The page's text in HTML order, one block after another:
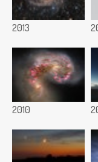
2013
2010